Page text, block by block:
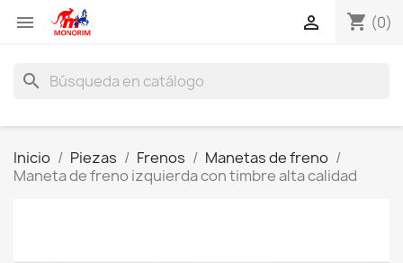
 shopping_cart (0)

search
Inicio Piezas Frenos
Manetas de freno
Maneta de freno izquierda con timbre alta calidad